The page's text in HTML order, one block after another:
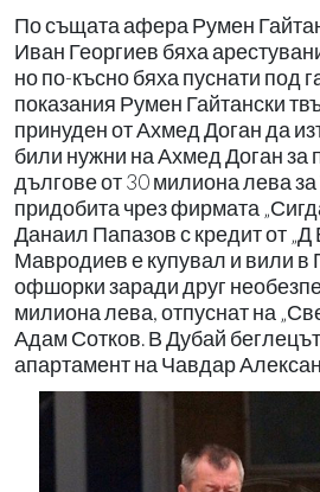
По същата афера Румен
Иван Георгиев бяха
но по-късно бяха пуснати под
показания Румен Гайтански
принуден от Ахмед Доган да
били нужни на Ахмед Доган за
дългове от 30 милиона лева
придобита чрез фирмата
Данаил Папазов с кредит от „Д
Мавродиев е купувал и вили в
офшорки заради друг
милиона лева, отпуснат на
Адам Сотков. В Дубай
апартамент на Чавдар